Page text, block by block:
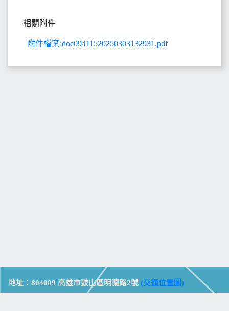
相關附件
附件檔案:doc09411520250303132931.pdf
地址：804009 高雄市鼓山區明德路2號 (交通位置圖)